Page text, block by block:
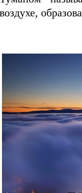
воздухе,